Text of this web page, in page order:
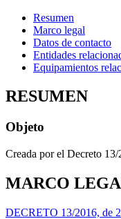
Resumen
Marco legal
Datos de contacto
Entidades
Equipamientos
RESUMEN
Objeto
Creada por el Decreto
MARCO
DECRETO 13/2016, de